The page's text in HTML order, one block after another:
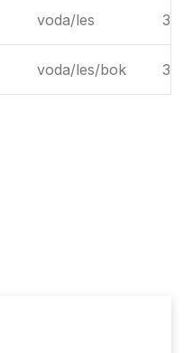
voda/les 3NP
voda/les/bok 3NP